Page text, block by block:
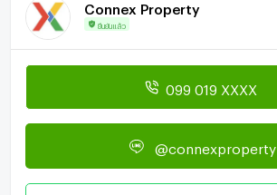
Connex Property
ยืนยันแล้ว
099 019 XXXX
@connexproperty